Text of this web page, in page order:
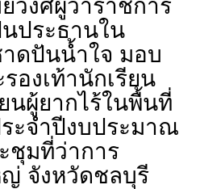
วงศ์ผู้ว่าราชการ
ประธานใน
าดปันน้ำใจ มอบ
องเท้านักเรียน
นผู้ยากไร้ในพื้นที่
ะจำปีงบประมาณ
ชุมที่ว่าการ
จังหวัดชลบุรี